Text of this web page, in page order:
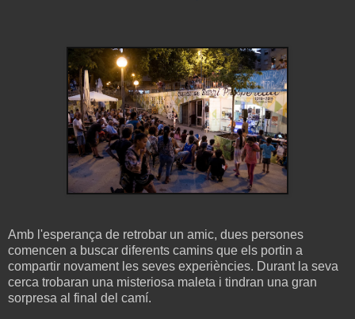
Amb l'esperança de retrobar un amic, dues persones
comencen a buscar diferents camins que els portin a
compartir novament les seves experiències. Durant la seva
cerca trobaran una misteriosa maleta i tindran una gran
sorpresa al final del camí.